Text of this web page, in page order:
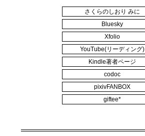
さくらのしおり みに
Bluesky
Xfolio
YouTube(リーディング)
Kindle著者ページ
codoc
pixivFANBOX
giftee*